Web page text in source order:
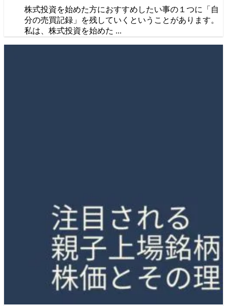
株式投資を始めた方におすすめしたい事の１つに「自
分の売買記録」を残していくということがあります。
私は、株式投資を始めた ...